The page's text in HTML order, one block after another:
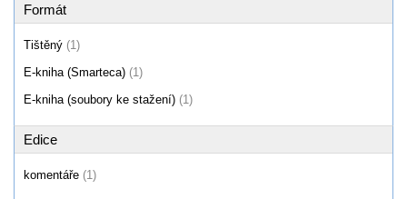
Formát
Tištěný (1)
E-kniha (Smarteca) (1)
E-kniha (soubory ke stažení) (1)
Edice
komentáře (1)